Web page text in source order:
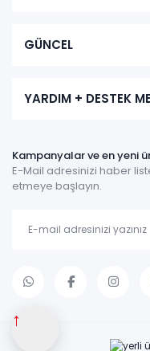
↑
GÜNCEL
YARDIM + DESTEK
Kampanyalar ve en yeni
E-Mail adresinizi haber
etmeye başlayın.